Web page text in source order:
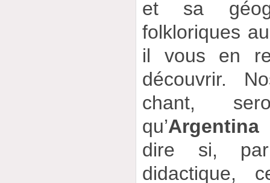
et sa
folkloriques
il vous en
découvrir.
chant,
qu’Argentina
dire si,
didactique,